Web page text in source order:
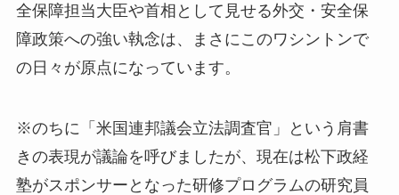
全保障担当大臣や首相として見せる外交・安全保
障政策への強い執念は、まさにこのワシントンで
の日々が原点になっています。
※のちに「米国連邦議会立法調査官」という肩書
きの表現が議論を呼びましたが、現在は松下政経
塾がスポンサーとなった研修プログラムの研究員